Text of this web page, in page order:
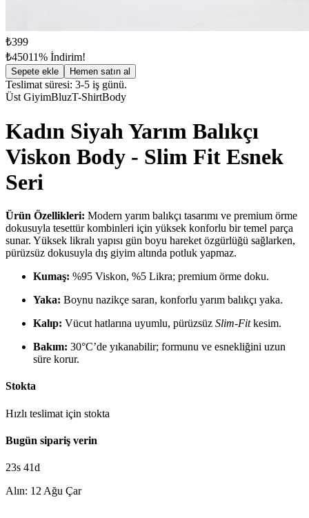
₺399
₺45011% İndirim!
Sepete ekle Hemen satın al
Teslimat süresi: 3-5 iş günü.
Üst GiyimBluzT-ShirtBody
Kadın Siyah Yarım Balıkçı
Viskon Body - Slim Fit Esnek
Seri
Ürün Özellikleri: Modern yarım balıkçı tasarımı ve premium örme
dokusuyla tesettür kombinleri için yüksek konforlu bir temel parça
sunar. Yüksek likralı yapısı gün boyu hareket özgürlüğü sağlarken,
pürüzsüz dokusuyla dış giyim altında potluk yapmaz.
Kumaş: %95 Viskon, %5 Likra; premium örme doku.
Yaka: Boynu nazikçe saran, konforlu yarım balıkçı yaka.
Kalıp: Vücut hatlarına uyumlu, pürüzsüz Slim-Fitkesim.
Bakım: 30°C’de yıkanabilir; formunu ve esnekliğini uzun
süre korur.
Stokta
Hızlı teslimat için stokta
Bugün sipariş verin
23s 41d
Alın: 12 Ağu Çar